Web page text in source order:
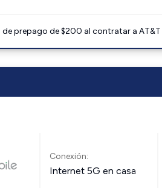
prepago de $200 al contratar a AT&T
Conexión:
Internet 5G en casa